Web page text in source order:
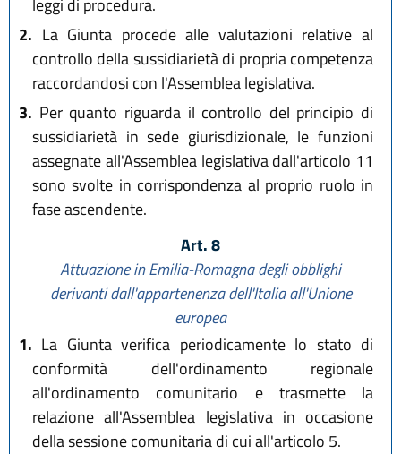
leggi di procedura.
2. La Giunta procede alle valutazioni relative al
controllo della sussidiarietà di propria competenza
raccordandosi con l'Assemblea legislativa.
3. Per quanto riguarda il controllo del principio di
sussidiarietà in sede giurisdizionale, le funzioni
assegnate all'Assemblea legislativa dall'articolo 11
sono svolte in corrispondenza al proprio ruolo in
fase ascendente.
Art. 8
Attuazione in Emilia-Romagna degli obblighi
derivanti dall'appartenenza dell'Italia all'Unione
europea
1. La Giunta verifica periodicamente lo stato di
conformità dell'ordinamento regionale
all'ordinamento comunitario e trasmette la
relazione all'Assemblea legislativa in occasione
della sessione comunitaria di cui all'articolo 5.